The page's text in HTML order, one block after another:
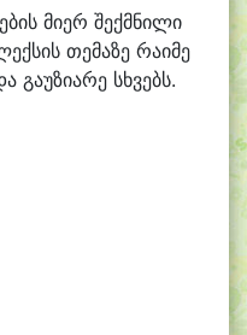
მიერ შექმნილი
თემაზე რაიმე
გაუზიარე სხვებს.